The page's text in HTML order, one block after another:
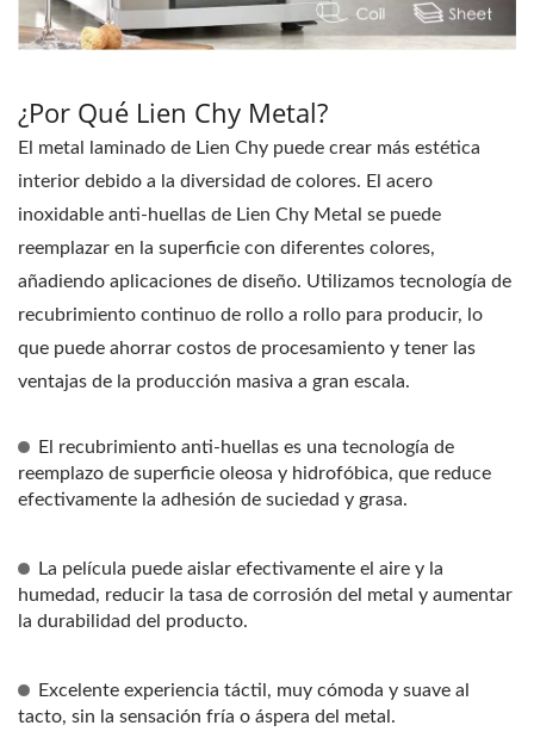
¿Por Qué Lien Chy Metal?
El metal laminado de Lien Chy puede crear más estética
interior debido a la diversidad de colores. El acero
inoxidable anti-huellas de Lien Chy Metal se puede
reemplazar en la superficie con diferentes colores,
añadiendo aplicaciones de diseño. Utilizamos tecnología de
recubrimiento continuo de rollo a rollo para producir, lo
que puede ahorrar costos de procesamiento y tener las
ventajas de la producción masiva a gran escala.
El recubrimiento anti-huellas es una tecnología de
reemplazo de superficie oleosa y hidrofóbica, que reduce
efectivamente la adhesión de suciedad y grasa.
La película puede aislar efectivamente el aire y la
humedad, reducir la tasa de corrosión del metal y aumentar
la durabilidad del producto.
Excelente experiencia táctil, muy cómoda y suave al
tacto, sin la sensación fría o áspera del metal.